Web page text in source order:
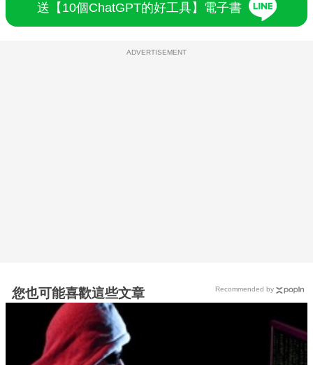
送【10個ChatGPT的好工具】電子書
ADVERTISEMENT
您也可能喜歡這些文章 Recommended by